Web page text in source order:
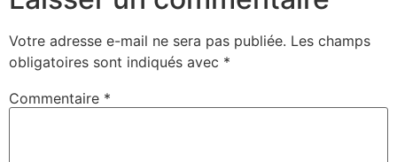
Votre adresse e-mail ne sera pas publiée. Les champs
obligatoires sont indiqués avec *
Commentaire *